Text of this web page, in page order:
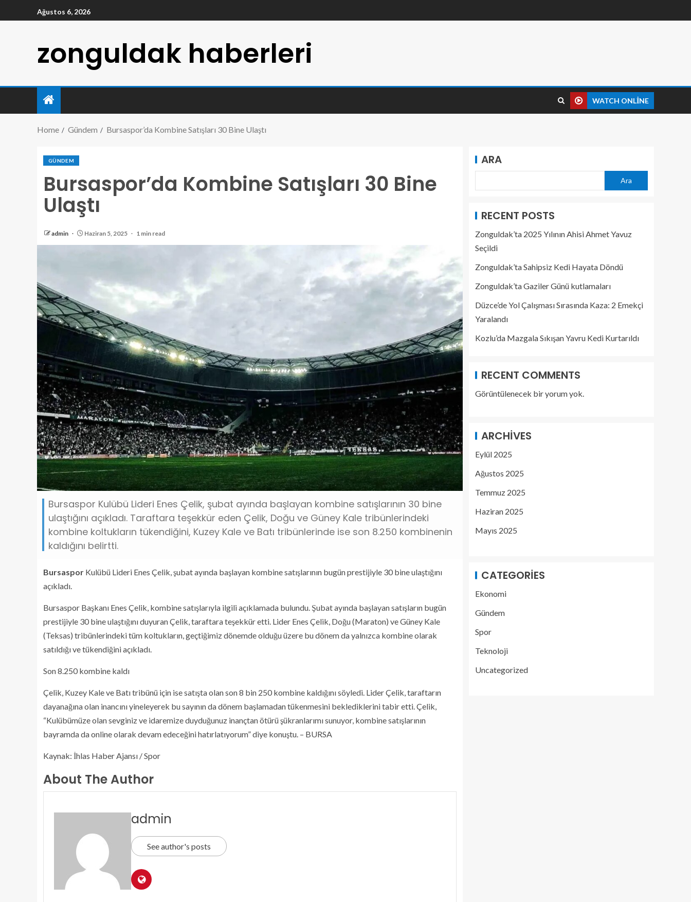
Ağustos 6, 2026
zonguldak haberleri
WATCH ONLINE
Home Gündem Bursaspor’da Kombine Satışları 30 Bine Ulaştı
GÜNDEM
Bursaspor’da Kombine Satışları 30 Bine
Ulaştı
admin Haziran 5, 2025 1 min read
Bursaspor Kulübü Lideri Enes Çelik, şubat ayında başlayan kombine satışlarının 30 bine
ulaştığını açıkladı. Taraftara teşekkür eden Çelik, Doğu ve Güney Kale tribünlerindeki
kombine koltukların tükendiğini, Kuzey Kale ve Batı tribünlerinde ise son 8.250 kombinenin
kaldığını belirtti.
Bursaspor Kulübü Lideri Enes Çelik, şubat ayında başlayan kombine satışlarının bugün prestijiyle 30 bine ulaştığını
açıkladı.
Bursaspor Başkanı Enes Çelik, kombine satışlarıyla ilgili açıklamada bulundu. Şubat ayında başlayan satışların bugün
prestijiyle 30 bine ulaştığını duyuran Çelik, taraftara teşekkür etti. Lider Enes Çelik, Doğu (Maraton) ve Güney Kale
(Teksas) tribünlerindeki tüm koltukların, geçtiğimiz dönemde olduğu üzere bu dönem da yalnızca kombine olarak
satıldığı ve tükendiğini açıkladı.
Son 8.250 kombine kaldı
Çelik, Kuzey Kale ve Batı tribünü için ise satışta olan son 8 bin 250 kombine kaldığını söyledi. Lider Çelik, taraftarın
dayanağına olan inancını yineleyerek bu sayının da dönem başlamadan tükenmesini beklediklerini tabir etti. Çelik,
“Kulübümüze olan sevginiz ve idaremize duyduğunuz inançtan ötürü şükranlarımı sunuyor, kombine satışlarının
bayramda da online olarak devam edeceğini hatırlatıyorum” diye konuştu. – BURSA
Kaynak: İhlas Haber Ajansı / Spor
About The Author
admin
See author's posts
ARA
Ara
RECENT POSTS
Zonguldak’ta 2025 Yılının Ahisi Ahmet Yavuz
Seçildi
Zonguldak’ta Sahipsiz Kedi Hayata Döndü
Zonguldak’ta Gaziler Günü kutlamaları
Düzce’de Yol Çalışması Sırasında Kaza: 2 Emekçi
Yaralandı
Kozlu’da Mazgala Sıkışan Yavru Kedi Kurtarıldı
RECENT COMMENTS
Görüntülenecek bir yorum yok.
ARCHIVES
Eylül 2025
Ağustos 2025
Temmuz 2025
Haziran 2025
Mayıs 2025
CATEGORIES
Ekonomi
Gündem
Spor
Teknoloji
Uncategorized